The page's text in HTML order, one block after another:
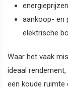
aankoop- en
elektrische
Waar het vaak
ideaal
een koude ruimte